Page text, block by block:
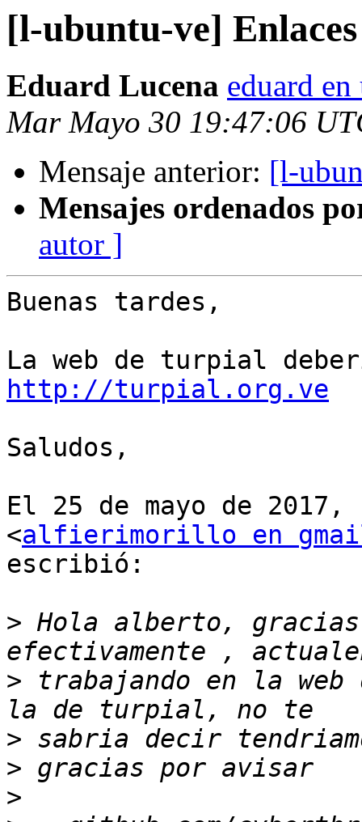
[l-ubuntu-ve]
Eduard Lucena eduard
Mar Mayo 30 19:47:06
Mensaje anterior: [l-
Mensajes ordenados
autor ]
Buenas tardes,
http://turpial.org.ve
Saludos,
El 25 de mayo de
<alfierimorillo en
escribió:
> Hola alberto,
> trabajando en la
>
>
>